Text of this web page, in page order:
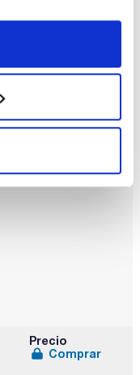
Precio
Comprar
Precio
Comprar